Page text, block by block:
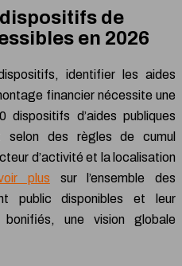
de
en 2026
identifier les aides
financier nécessite une
d’aides publiques
selon des règles de cumul
d’activité et la localisation
plus sur l’ensemble des
public disponibles et leur
une vision globale